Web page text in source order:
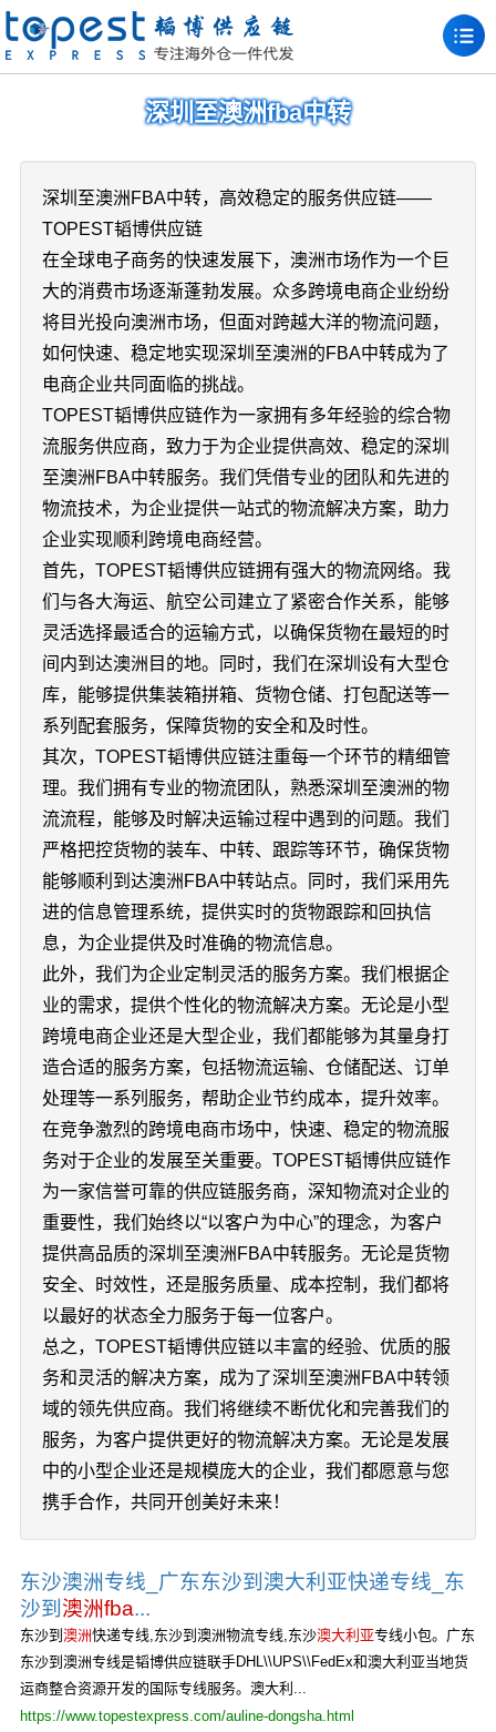
深圳至澳洲fba中转
深圳至澳洲FBA中转，高效稳定的服务供应链——
TOPEST韬博供应链
在全球电子商务的快速发展下，澳洲市场作为一个巨
大的消费市场逐渐蓬勃发展。众多跨境电商企业纷纷
将目光投向澳洲市场，但面对跨越大洋的物流问题，
如何快速、稳定地实现深圳至澳洲的FBA中转成为了
电商企业共同面临的挑战。
TOPEST韬博供应链作为一家拥有多年经验的综合物
流服务供应商，致力于为企业提供高效、稳定的深圳
至澳洲FBA中转服务。我们凭借专业的团队和先进的
物流技术，为企业提供一站式的物流解决方案，助力
企业实现顺利跨境电商经营。
首先，TOPEST韬博供应链拥有强大的物流网络。我
们与各大海运、航空公司建立了紧密合作关系，能够
灵活选择最适合的运输方式，以确保货物在最短的时
间内到达澳洲目的地。同时，我们在深圳设有大型仓
库，能够提供集装箱拼箱、货物仓储、打包配送等一
系列配套服务，保障货物的安全和及时性。
其次，TOPEST韬博供应链注重每一个环节的精细管
理。我们拥有专业的物流团队，熟悉深圳至澳洲的物
流流程，能够及时解决运输过程中遇到的问题。我们
严格把控货物的装车、中转、跟踪等环节，确保货物
能够顺利到达澳洲FBA中转站点。同时，我们采用先
进的信息管理系统，提供实时的货物跟踪和回执信
息，为企业提供及时准确的物流信息。
此外，我们为企业定制灵活的服务方案。我们根据企
业的需求，提供个性化的物流解决方案。无论是小型
跨境电商企业还是大型企业，我们都能够为其量身打
造合适的服务方案，包括物流运输、仓储配送、订单
处理等一系列服务，帮助企业节约成本，提升效率。
在竞争激烈的跨境电商市场中，快速、稳定的物流服
务对于企业的发展至关重要。TOPEST韬博供应链作
为一家信誉可靠的供应链服务商，深知物流对企业的
重要性，我们始终以“以客户为中心”的理念，为客户
提供高品质的深圳至澳洲FBA中转服务。无论是货物
安全、时效性，还是服务质量、成本控制，我们都将
以最好的状态全力服务于每一位客户。
总之，TOPEST韬博供应链以丰富的经验、优质的服
务和灵活的解决方案，成为了深圳至澳洲FBA中转领
域的领先供应商。我们将继续不断优化和完善我们的
服务，为客户提供更好的物流解决方案。无论是发展
中的小型企业还是规模庞大的企业，我们都愿意与您
携手合作，共同开创美好未来！
东沙澳洲专线_广东东沙到澳大利亚快递专线_东
沙到 澳洲fba...
东沙到 澳洲快递专线,东沙到澳洲物流专线,东沙澳大利亚专线小包。广东
东沙到澳洲专线是韬博供应链联手DHL\\UPS\\FedEx和澳大利亚当地货
运商整合资源开发的国际专线服务。澳大利...
https://www.topestexpress.com/auline-dongsha.html